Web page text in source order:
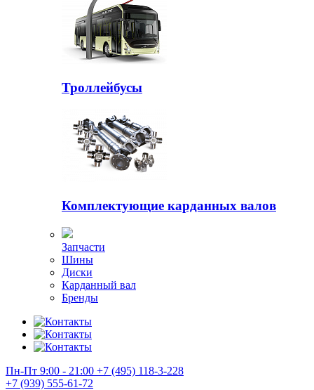
Троллейбусы
Комплектующие карданных валов
Запчасти
Шины
Диски
Карданный вал
Бренды
Пн-Пт 9:00 - 21:00 +7 (495) 118-3-228
+7 (939) 555-61-72